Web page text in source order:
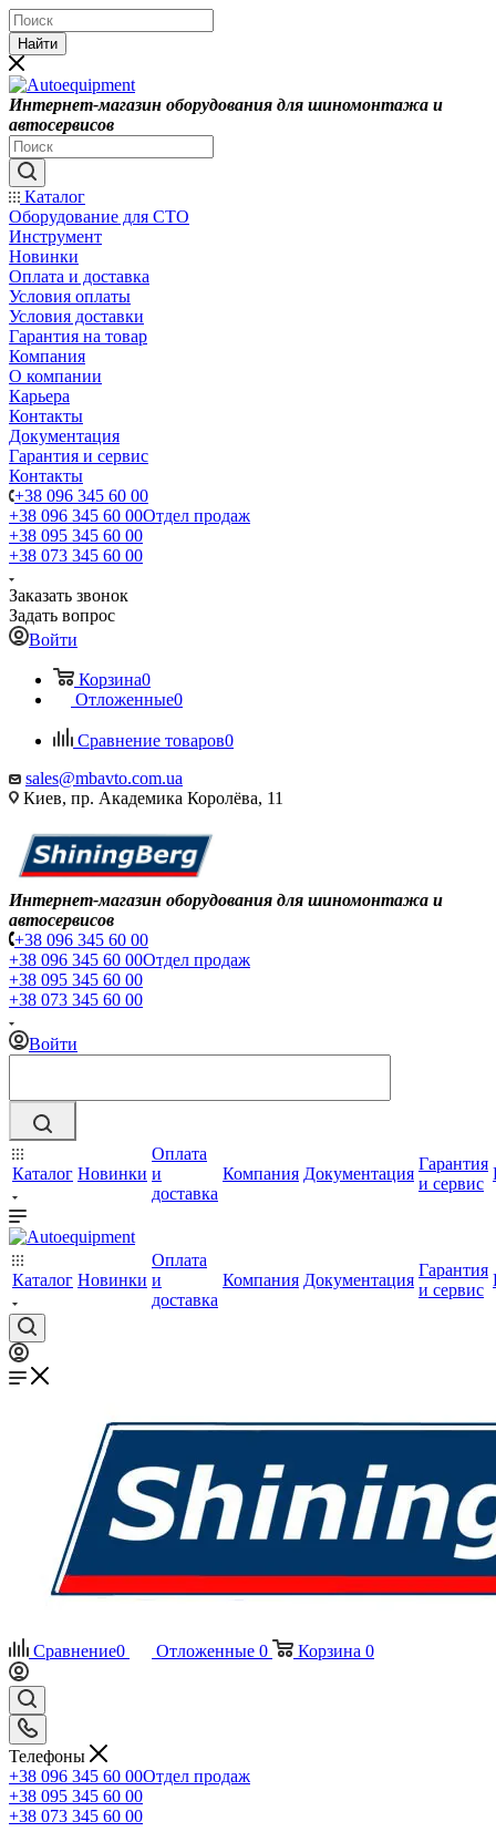
Найти
Интернет-магазин оборудования для шиномонтажа и
автосервисов
Каталог
Оборудование для СТО
Инструмент
Новинки
Оплата и доставка
Условия оплаты
Условия доставки
Гарантия на товар
Компания
О компании
Карьера
Контакты
Документация
Гарантия и сервис
Контакты
+38 096 345 60 00
+38 096 345 60 00Отдел продаж
+38 095 345 60 00
+38 073 345 60 00
Заказать звонок
Задать вопрос
Войти
Корзина0
Отложенные0
Сравнение товаров0
sales@mbavto.com.ua
Киев, пр. Академика Королёва, 11
Интернет-магазин оборудования для шиномонтажа и
автосервисов
+38 096 345 60 00
+38 096 345 60 00Отдел продаж
+38 095 345 60 00
+38 073 345 60 00
Войти
Каталог Новинки
Оплата
и
доставка
Компания Документация
Гарантия
и сервис
Каталог Новинки
Оплата
и
доставка
Компания Документация
Гарантия
и сервис
Сравнение0 Отложенные 0 Корзина 0
Телефоны
+38 096 345 60 00Отдел продаж
+38 095 345 60 00
+38 073 345 60 00